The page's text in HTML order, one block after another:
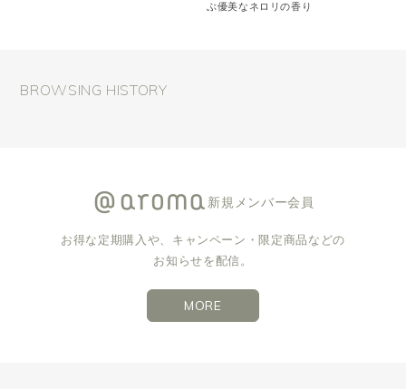
ぶ優美なネロリの香り
BROWSING HISTORY
新規メンバー会員
お得な定期購入や、キャンペーン・限定商品などの
お知らせを配信。
MORE